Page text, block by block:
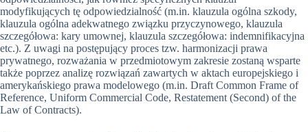
modyfikujących tę odpowiedzialność (m.in. klauzula ogólna szkody,
klauzula ogólna adekwatnego związku przyczynowego, klauzula
szczegółowa: kary umownej, klauzula szczegółowa: indemnifikacyjna
etc.). Z uwagi na postępujący proces tzw. harmonizacji prawa
prywatnego, rozważania w przedmiotowym zakresie zostaną wsparte
także poprzez analizę rozwiązań zawartych w aktach europejskiego i
amerykańskiego prawa modelowego (m.in. Draft Common Frame of
Reference, Uniform Commercial Code, Restatement (Second) of the
Law of Contracts).